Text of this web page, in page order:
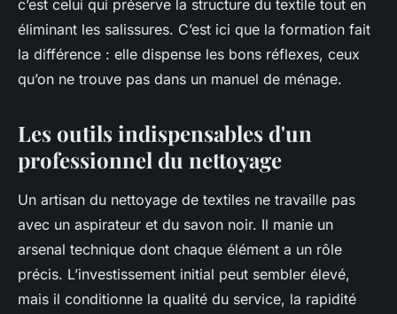
c’est celui qui préserve la structure du textile tout en
éliminant les salissures. C’est ici que la formation fait
la différence : elle dispense les bons réflexes, ceux
qu’on ne trouve pas dans un manuel de ménage.
Les outils indispensables d'un
professionnel du nettoyage
Un artisan du nettoyage de textiles ne travaille pas
avec un aspirateur et du savon noir. Il manie un
arsenal technique dont chaque élément a un rôle
précis. L’investissement initial peut sembler élevé,
mais il conditionne la qualité du service, la rapidité